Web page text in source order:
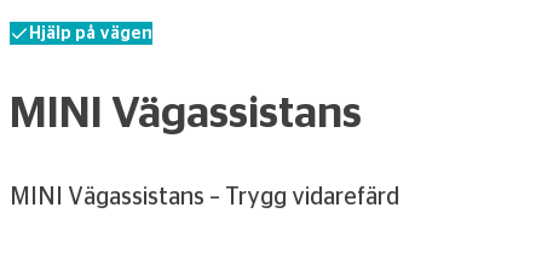
Hjälp på vägen
MINI Vägassistans
MINI Vägassistans – Trygg vidarefärd